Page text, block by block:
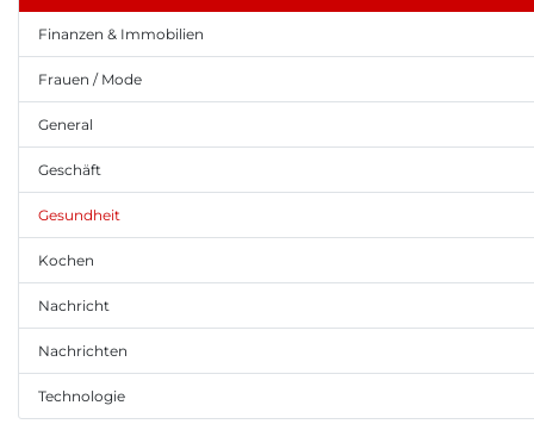
Finanzen & Immobilien
Frauen / Mode
General
Geschäft
Gesundheit
Kochen
Nachricht
Nachrichten
Technologie